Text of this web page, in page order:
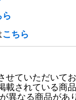
ら
こちら
ていただいてお
載されている商
異なる商品があ